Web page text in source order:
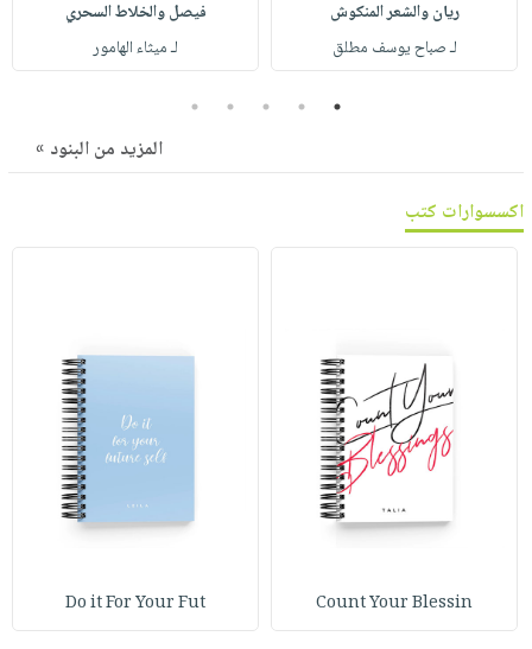
صابون
أطفال
فيديوهات
أسئلة
وفرات
التسوق
ريان والشعر المنكوش
لـ صباح يوسف مطلق
فيصل والخلاط السحري
لـ ميثاء الهامور
1
2
3
4
5
المزيد من البنود »
اكسسوارات كتب
Count Your Blessin
Do it For Your Fut